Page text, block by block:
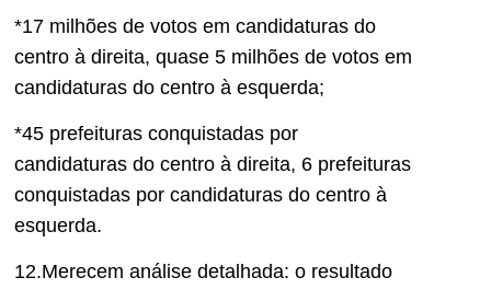
*17 milhões de votos em candidaturas do
centro à direita, quase 5 milhões de votos em
candidaturas do centro à esquerda;
*45 prefeituras conquistadas por
candidaturas do centro à direita, 6 prefeituras
conquistadas por candidaturas do centro à
esquerda.
12.Merecem análise detalhada: o resultado